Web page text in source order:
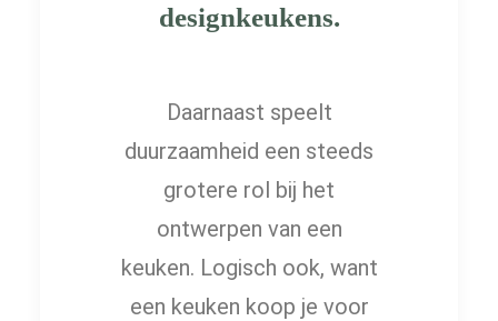
designkeukens.
Daarnaast speelt
duurzaamheid een steeds
grotere rol bij het
ontwerpen van een
keuken. Logisch ook, want
een keuken koop je voor